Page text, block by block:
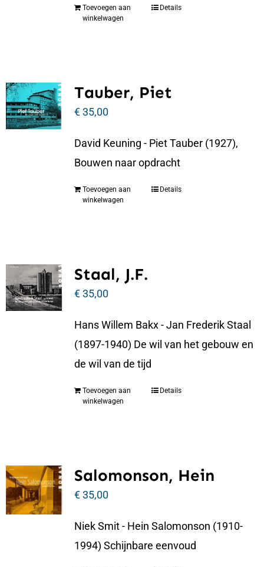
Toevoegen aan
winkelwagen
Details
Tauber, Piet
€35,00
David Keuning - Piet Tauber (1927),
Bouwen naar opdracht
Toevoegen aan
winkelwagen
Details
Staal, J.F.
€35,00
Hans Willem Bakx - Jan Frederik Staal
(1897-1940) De wil van het gebouw en
de wil van de tijd
Toevoegen aan
winkelwagen
Details
Salomonson, Hein
€35,00
Niek Smit - Hein Salomonson (1910-
1994) Schijnbare eenvoud